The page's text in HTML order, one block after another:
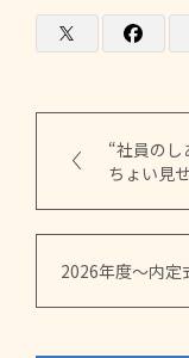
“社員の
ちょい見
2026年度～内定